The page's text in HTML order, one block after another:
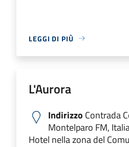
LEGGI DI PIÙ
L'Aurora
Indirizzo Contrada
Montelparo FM,
Hotel nella zona del